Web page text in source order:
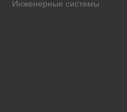
Инженерные системы